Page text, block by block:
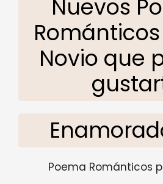
Nuevos
Novio que
Poema Románticos